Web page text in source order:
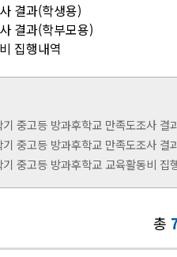
결과(학생용)
결과(학부모용)
집행내역
중고등 방과후학교 만족도조사
중고등 방과후학교 만족도조사
중고등 방과후학교 교육활동비 집
총